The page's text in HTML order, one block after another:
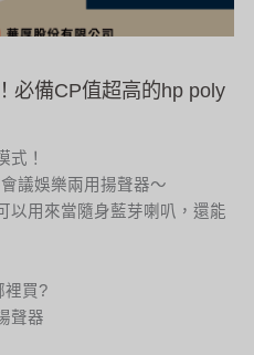
必備CP值超高的hp poly
式！
議娛樂兩用揚聲器～
以用來當隨身藍芽喇叭，還能
裡買?
聲器